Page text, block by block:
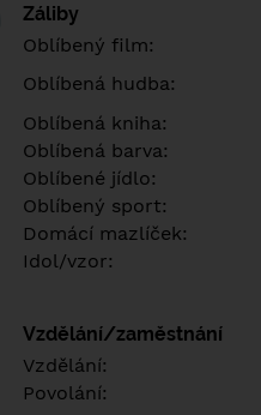
Záliby
Oblíbený film:
Oblíbená hudba:
Oblíbená kniha:
Oblíbená barva:
Oblíbené jídlo:
Oblíbený sport:
Domácí mazlíček:
Idol/vzor:
Vzdělání/zaměstnání
Vzdělání:
Povolání: